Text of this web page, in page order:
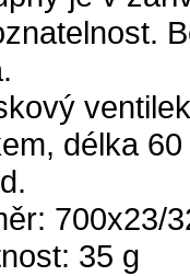
délka
700x23/
35 g